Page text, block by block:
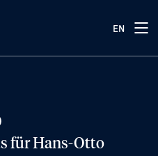
EN
für Hans-Otto